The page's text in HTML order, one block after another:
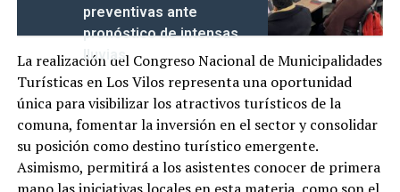
preventivas ante
pronóstico de intensas
lluvias
La realización del Congreso Nacional de Municipalidades
Turísticas en Los Vilos representa una oportunidad
única para visibilizar los atractivos turísticos de la
comuna, fomentar la inversión en el sector y consolidar
su posición como destino turístico emergente.
Asimismo, permitirá a los asistentes conocer de primera